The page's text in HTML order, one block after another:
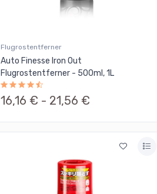
Flugrostentferner
Auto Finesse Iron Out
Flugrostentferner - 500ml, 1L
16,16 € - 21,56 €